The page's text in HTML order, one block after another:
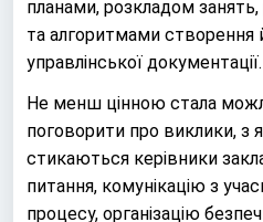
планами, розкладом
та алгоритмами створення
управлінської документації.
Не менш цінною стала
поговорити про виклики, з
стикаються керівники
питання, комунікацію з
процесу, організацію